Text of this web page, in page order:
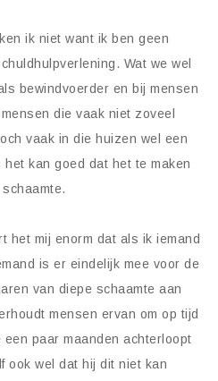
ik niet want ik ben geen
Wat we wel
bewindvoerder en bij mensen
die vaak niet zoveel
vaak in die huizen wel een
kan goed dat het te maken
het mij enorm dat als ik iemand
is er eindelijk mee voor de
van diepe schaamte aan
mensen ervan om op tijd
paar maanden achterloopt
ook wel dat hij dit niet kan